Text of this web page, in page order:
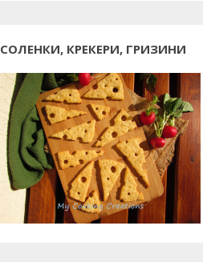
СОЛЕНКИ, КРЕКЕРИ, ГРИЗИНИ